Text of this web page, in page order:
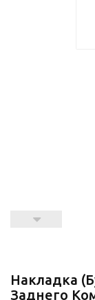
Накладка
Заднего